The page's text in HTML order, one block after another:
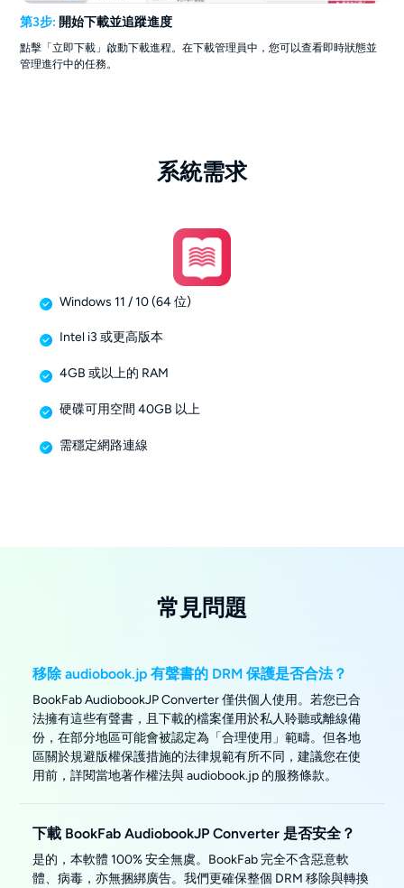
第3步: 開始下載並追蹤進度
點擊「立即下載」啟動下載進程。在下載管理員中，您可以查看即時狀態並
管理進行中的任務。
系統需求
Windows 11 / 10 (64 位)
Intel i3 或更高版本
4GB 或以上的 RAM
硬碟可用空間 40GB 以上
需穩定網路連線
常見問題
移除 audiobook.jp 有聲書的 DRM 保護是否合法？
BookFab AudiobookJP Converter 僅供個人使用。若您已合
法擁有這些有聲書，且下載的檔案僅用於私人聆聽或離線備
份，在部分地區可能會被認定為「合理使用」範疇。但各地
區關於規避版權保護措施的法律規範有所不同，建議您在使
用前，詳閱當地著作權法與 audiobook.jp 的服務條款。
下載 BookFab AudiobookJP Converter 是否安全？
是的，本軟體 100% 安全無虞。BookFab 完全不含惡意軟
體、病毒，亦無捆綁廣告。我們更確保整個 DRM 移除與轉換